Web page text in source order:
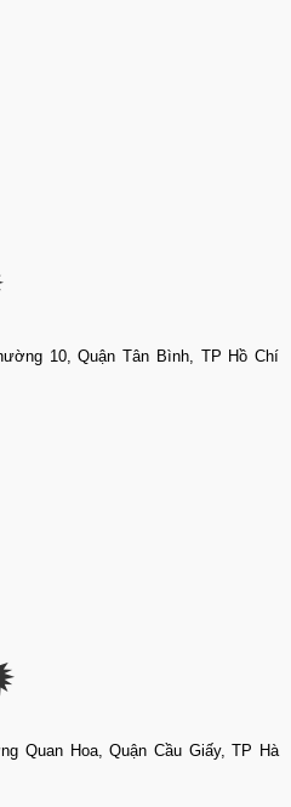
10, Quận Tân Bình, TP Hồ Chí
Quan Hoa, Quận Cầu Giấy, TP Hà